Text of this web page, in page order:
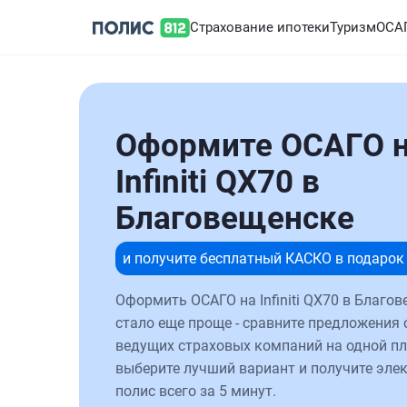
Страхование ипотекиТуризм
Оформите ОСАГО
Infiniti QX70 в
Благовещенске
и получите бесплатный КАСКО в подарок
Оформить ОСАГО на Infiniti QX70 в
стало еще проще - сравните предложения
ведущих страховых компаний на одной
выберите лучший вариант и получите
полис всего за 5 минут.